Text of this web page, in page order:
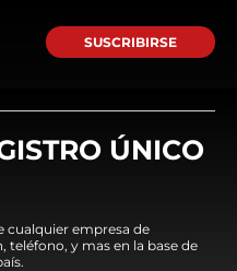
SUSCRIBIRSE
ÚNICO
cualquier empresa de
teléfono, y mas en la base de